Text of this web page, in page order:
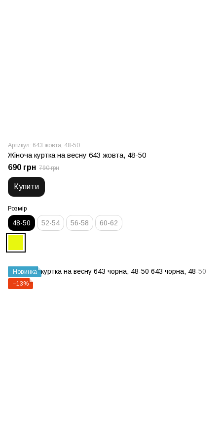
Артикул: 643 жовта, 48-50
Жіноча куртка на весну 643 жовта, 48-50
690 грн 790 грн
Купити
Розмір
48-50 52-54 56-58 60-62
Новинка
−13%